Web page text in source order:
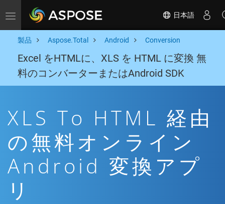
Toggle navigation 日本語
製品 Aspose.Total Android Conversion
Excel をHTMLに、XLS を HTML に変換 無
料のコンバーターまたはAndroid SDK
XLS To HTML 経由
の無料オンライン
Android 変換アプ
リ